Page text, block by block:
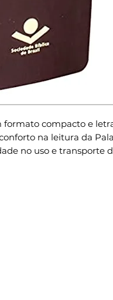
formato compacto e
na leitura da
no uso e transporte